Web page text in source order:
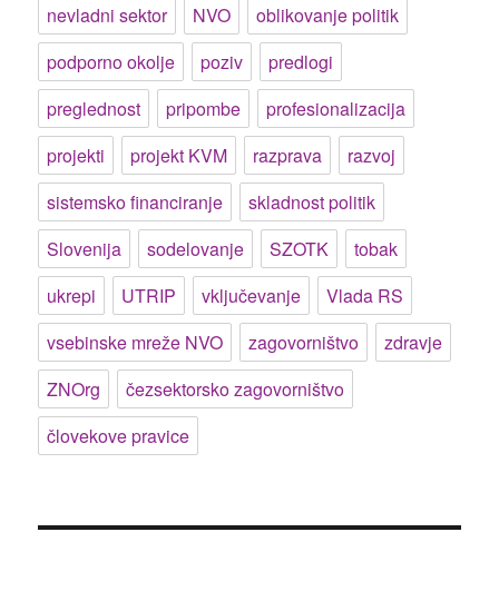
nevladni sektor
NVO
oblikovanje politik
podporno okolje
poziv
predlogi
preglednost
pripombe
profesionalizacija
projekti
projekt KVM razprava
razvoj
sistemsko financiranje
skladnost politik
Slovenija
sodelovanje SZOTK
tobak
ukrepi
UTRIP vključevanje
Vlada RS
vsebinske mreže NVO
zagovorništvo
zdravje
ZNOrg
čezsektorsko zagovorništvo
človekove pravice